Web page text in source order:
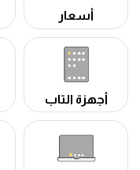
أسعار
أجهزة التاب